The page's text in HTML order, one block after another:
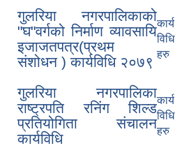
गुलरिया नगरपालिकाको
"घ"वर्गको निर्माण व्यावसायि
इजाजतपत्र(प्रथम
संशोधन ) कार्यविधि २०७९
कार्य
विधि
हरु
गुलरिया नगरपालिका
राष्ट्रपति रनिंग शिल्ड
प्रतियोगिता संचालन
कार्यविधि
कार्य
विधि
हरु